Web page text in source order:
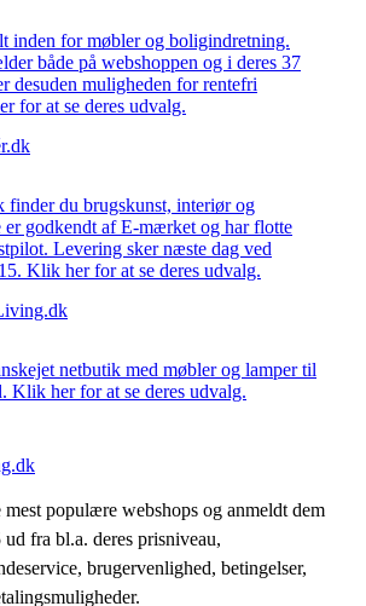
inden for møbler og boligindretning.
både på webshoppen og i deres 37
desuden muligheden for rentefri
for at se deres udvalg.
du brugskunst, interiør og
godkendt af E-mærket og har flotte
Levering sker næste dag ved
Klik her for at se deres udvalg.
netbutik med møbler og lamper til
Klik her for at se deres udvalg.
mest populære webshops og anmeldt dem
fra bl.a. deres prisniveau,
brugervenlighed, betingelser,